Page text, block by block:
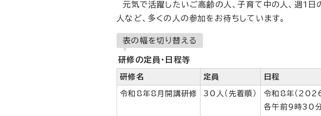
元気で活躍したいご高齢の人、子育て中の人、週1日
人など、多くの人の参加をお待ちしています。
表の幅を切り替える
研修の定員・日程等
研修名 定員 日程
令和8年8月開講研修 30人（先着順）
令和8年（2026
各午前9時30分